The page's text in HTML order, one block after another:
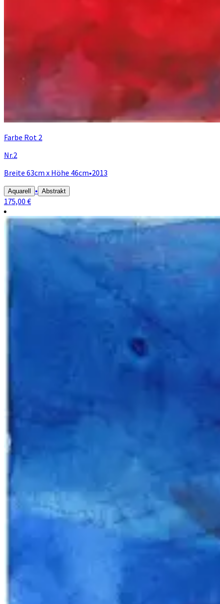
Farbe Rot 2
Nr.2
Breite 63cm x Höhe 46cm•2013
Aquarell • Abstrakt
175,00 €